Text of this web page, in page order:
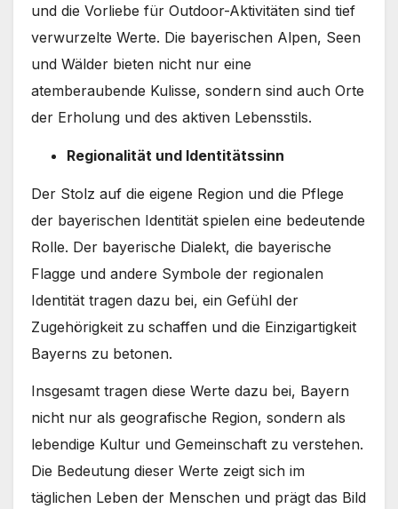
und die Vorliebe für Outdoor-Aktivitäten sind tief
verwurzelte Werte. Die bayerischen Alpen, Seen
und Wälder bieten nicht nur eine
atemberaubende Kulisse, sondern sind auch Orte
der Erholung und des aktiven Lebensstils.
Regionalität und Identitätssinn
Der Stolz auf die eigene Region und die Pflege
der bayerischen Identität spielen eine bedeutende
Rolle. Der bayerische Dialekt, die bayerische
Flagge und andere Symbole der regionalen
Identität tragen dazu bei, ein Gefühl der
Zugehörigkeit zu schaffen und die Einzigartigkeit
Bayerns zu betonen.
Insgesamt tragen diese Werte dazu bei, Bayern
nicht nur als geografische Region, sondern als
lebendige Kultur und Gemeinschaft zu verstehen.
Die Bedeutung dieser Werte zeigt sich im
täglichen Leben der Menschen und prägt das Bild